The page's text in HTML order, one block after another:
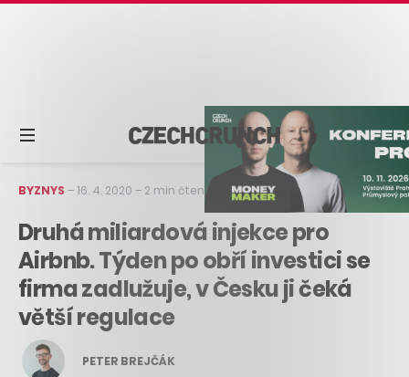
BYZNYS –16. 4. 2020 – 2 min čtení
Druhá miliardová injekce pro
Airbnb. Týden po obří investici se
firma zadlužuje, v Česku ji čeká
větší regulace
PETER BREJČÁK